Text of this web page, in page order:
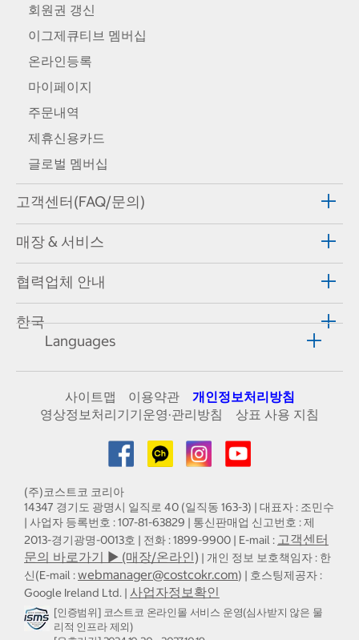
회원권 갱신
이그제큐티브 멤버십
온라인등록
마이페이지
주문내역
제휴신용카드
글로벌 멤버십
고객센터(FAQ/문의)
매장 & 서비스
협력업체 안내
한국
Languages
사이트맵 이용약관
개인정보처리방침
영상정보처리기기운영·관리방침
상표 사용 지침
(주)코스트코 코리아
14347 경기도 광명시 일직로 40 (일직동 163-3) | 대표자 : 조민수
| 사업자 등록번호 : 107-81-63829 | 통신판매업 신고번호 : 제
2013-경기광명-0013호 | 전화 : 1899-9900 | E-mail : 고객센터
문의 바로가기 ▶ (매장/온라인) | 개인 정보 보호책임자 : 한
신(E-mail :webmanager@costcokr.com) | 호스팅제공자 :
Google Ireland Ltd. | 사업자정보확인
[인증범위] 코스트코 온라인몰 서비스 운영(심사받지 않은 물
리적 인프라 제외)